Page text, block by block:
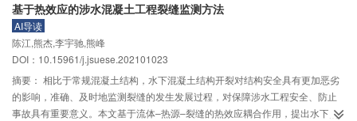
model, SSFM）。以湖北省丹江口市官山河流域为典型，选取12场实测洪水过
程，用SSFM模型进行模拟，并将其结果与TOPMODEL模型、分布式时变增益
模型、新安江模型的模拟结果进行对比分析。从模型对比可以看出：1）时变增
益模型（TVGM）、新安江模型、TOPMODEL模型及SSFM模型模拟结果的平
均洪峰误差分别为–29.61%、–51.74%、–29.08%、–24.82%，径流深误差分
别为–30.83%、–26.87%、–18.43%、–9.67%。2）“基岩贮水”和“快速泄流”可
以解释官山河流域山洪过程中出现的“雨大水小、雨小水大”的异变特征。这些结
基于热效应的涉水混凝土工程裂缝监测方法
AI导读
陈江,熊杰,李宇驰,熊峰
DOI：10.15961/j.jsuese.202101023
摘要： 相比于常规混凝土结构，水下混凝土结构开裂对结构安全具有更加恶劣
的影响，准确、及时地监测裂缝的发生发展过程，对保障涉水工程安全、防止
事故具有重要意义。本文基于流体–热源–裂缝的热效应耦合作用，提出水下混